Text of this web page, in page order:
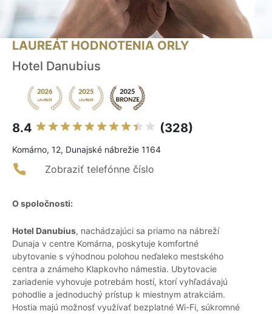
LAUREÁT HODNOTENIA ORLY
Hotel Danubius
8.4 (328)
Komárno, 12, Dunajské nábrežie 1164
Zobraziť telefónne číslo
O spoločnosti:
Hotel Danubius, nachádzajúci sa priamo na nábreží
Dunaja v centre Komárna, poskytuje komfortné
ubytovanie s výhodnou polohou neďaleko mestského
centra a známeho Klapkovho námestia. Ubytovacie
zariadenie vyhovuje potrebám hostí, ktorí vyhľadávajú
pohodlie a jednoduchý prístup k miestnym atrakciám.
Hostia majú možnosť využívať bezplatné Wi-Fi, súkromné